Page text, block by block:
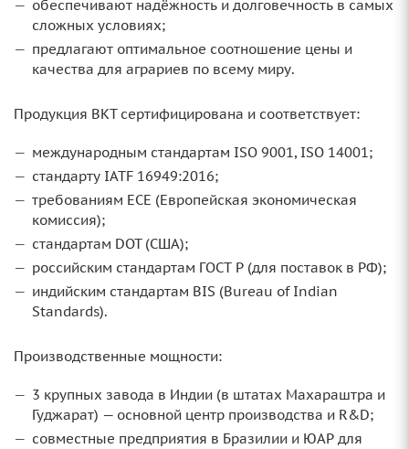
обеспечивают надёжность и долговечность в самых
сложных условиях;
предлагают оптимальное соотношение цены и
качества для аграриев по всему миру.
Продукция BKT сертифицирована и соответствует:
международным стандартам ISO 9001, ISO 14001;
стандарту IATF 16949:2016;
требованиям ECE (Европейская экономическая
комиссия);
стандартам DOT (США);
российским стандартам ГОСТ Р (для поставок в РФ);
индийским стандартам BIS (Bureau of Indian
Standards).
Производственные мощности:
3 крупных завода в Индии (в штатах Махараштра и
Гуджарат) — основной центр производства и R&D;
совместные предприятия в Бразилии и ЮАР для